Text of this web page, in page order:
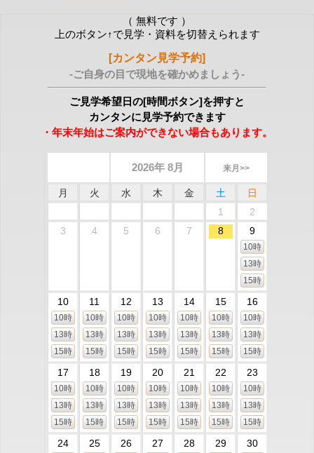
（ 無料です ）
上のボタン↑で見学・資料を切替えられます
[カンタン見学予約]
-ご自身の目で現地を確かめましょう-
ご見学希望日の[時間ボタン]を押すと
カンタンに見学予約できます
・年末年始はご案内ができない場合もあります。
2026年 8月 来月>>
月 火 水 木 金 土
日
1
2
3
4 5 6 7 8 9
10時
13時
15時
10
10時
13時
15時
11
10時
13時
15時
12
10時
13時
15時
13
10時
13時
15時
14
10時
13時
15時
15
10時
13時
15時
16
10時
13時
15時
17
10時
13時
15時
18
10時
13時
15時
19
10時
13時
15時
20
10時
13時
15時
21
10時
13時
15時
22
10時
13時
15時
23
10時
13時
15時
24 25 26 27 28 29 30